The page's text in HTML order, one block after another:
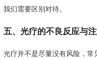
我们需要区别对待。
五、光疗的不良反应与
光疗并不是尽量没有风险，常